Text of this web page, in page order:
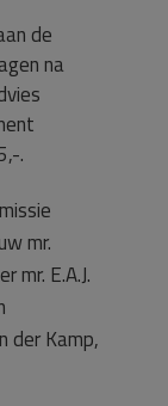
de
na
.
mr.
mr. E.A.J.
der Kamp,